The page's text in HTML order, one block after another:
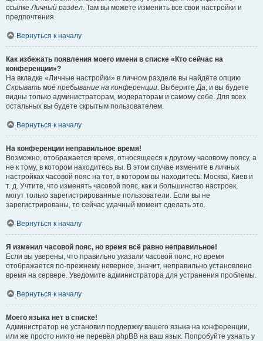
ссылкеЛичный раздел. Там вы можете изменить все свои настройки и
предпочтения.
Вернуться к началу
Как избежать появления моего имени в списке «Кто сейчас на
конференции»?
На вкладке «Личные настройки» в личном разделе вы найдёте опцию
Скрывать моё пребывание на конференции. ВыберитеДа, и вы будете
видны только администраторам, модераторам и самому себе. Для всех
остальных вы будете скрытым пользователем.
Вернуться к началу
На конференции неправильное время!
Возможно, отображается время, относящееся к другому часовому поясу, а
не к тому, в котором находитесь вы. В этом случае измените в личных
настройках часовой пояс на тот, в котором вы находитесь: Москва, Киев и
т. д. Учтите, что изменять часовой пояс, как и большинство настроек,
могут только зарегистрированные пользователи. Если вы не
зарегистрированы, то сейчас удачный момент сделать это.
Вернуться к началу
Я изменил часовой пояс, но время всё равно неправильное!
Если вы уверены, что правильно указали часовой пояс, но время
отображается по-прежнему неверное, значит, неправильно установлено
время на сервере. Уведомите администратора для устранения проблемы.
Вернуться к началу
Моего языка нет в списке!
Администратор не установил поддержку вашего языка на конференции,
или же просто никто не перевёл phpBB на ваш язык. Попробуйте узнать у